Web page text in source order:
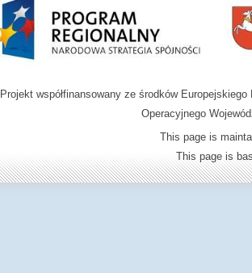
Projekt współfinansowany ze środków
Operacyjnego
This page is
This page is